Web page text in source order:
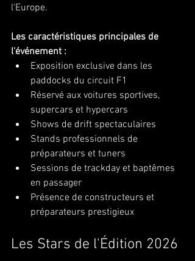
l'Europe.
Les caractéristiques principales de
l'événement :
Exposition exclusive dans les
paddocks du circuit F1
Réservé aux voitures sportives,
supercars et hypercars
Shows de drift spectaculaires
Stands professionnels de
préparateurs et tuners
Sessions de trackday et baptêmes
en passager
Présence de constructeurs et
préparateurs prestigieux
Les Stars de l'Édition 2026